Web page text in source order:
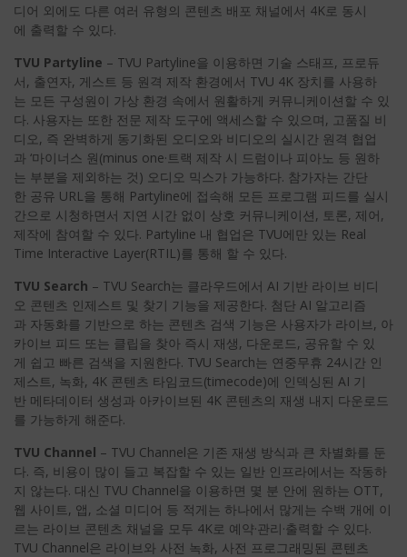
디어 외에도 다른 여러 유형의 콘텐츠 배포 채널에서 4K로 동시
에 출력할 수 있다.
TVU Partyline – TVU Partyline을 이용하면 기술 스태프, 프로듀
서, 출연자, 게스트 등 원격 제작 환경에서 TVU 4K 장치를 사용하
는 모든 구성원이 가상 환경 속에서 원활하게 커뮤니케이션할 수 있
다. 사용자는 또한 전문 제작 도구에 액세스할 수 있으며, 고품질 비
디오, 즉 완벽하게 동기화된 오디오와 비디오의 실시간 원격 협업
과 ‘마이너스 원(minus one·트랙 제작 시 드럼이나 피아노 등 원하
는 부분을 제외하는 것) 오디오 믹스가 가능하다. 참가자는 간단
한 공유 URL을 통해 Partyline에 접속해 모든 프로그램 피드를 실시
간으로 시청하면서 지연 시간 없이 상호 커뮤니케이션, 토론, 제어,
제작에 참여할 수 있다. Partyline 내 협업은 TVU에만 있는 Real
Time Interactive Layer(RTIL)를 통해 할 수 있다.
TVU Search – TVU Search는 클라우드에서 AI 기반 라이브 비디
오 콘텐츠 인제스트 및 찾기 기능을 제공한다. 첨단 AI 알고리즘
과 자동화를 기반으로 하는 콘텐츠 검색 기능은 사용자가 라이브, 아
카이브 피드 또는 클립을 찾아 즉시 재생, 다운로드, 공유할 수 있
게 쉽고 빠른 검색을 지원한다. TVU Search는 연중무휴 24시간 인
제스트, 녹화, 4K 콘텐츠 타임코드(timecode)에 인덱싱된 AI 기
반 메타데이터 생성과 아카이브된 4K 콘텐츠의 재생 내지 다운로드
를 가능하게 해준다.
TVU Channel – TVU Channel은 기존 재생 방식과 큰 차별화를 둔
다. 즉, 비용이 많이 들고 복잡할 수 있는 일반 인프라에서는 작동하
지 않는다. 대신 TVU Channel을 이용하면 몇 분 안에 원하는 OTT,
웹 사이트, 앱, 소셜 미디어 등 적게는 하나에서 많게는 수백 개에 이
르는 라이브 콘텐츠 채널을 모두 4K로 예약·관리·출력할 수 있다.
TVU Channel은 라이브와 사전 녹화, 사전 프로그래밍된 콘텐츠